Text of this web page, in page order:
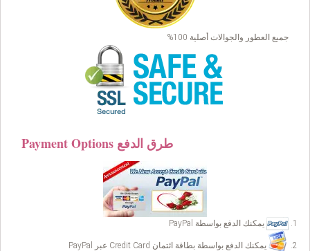
جميع العطور والجوالات أصلية 100%
Payment Options طرق الدفع
يمكنك الدفع بواسطة PayPal
يمكنك الدفع بواسطة بطاقة ائتمان Credit Card عبر PayPal